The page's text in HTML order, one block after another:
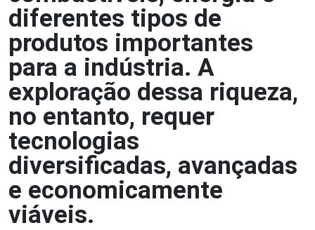
diferentes tipos de
produtos importantes
para a indústria. A
exploração dessa riqueza,
no entanto, requer
tecnologias
diversificadas, avançadas
e economicamente
viáveis.